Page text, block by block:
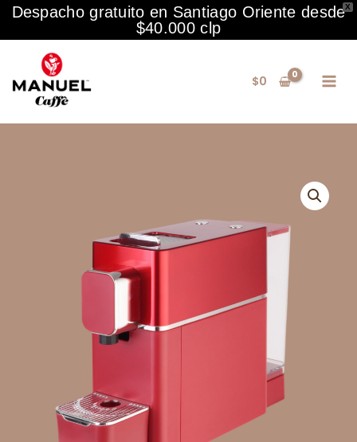
X
Despacho gratuito en Santiago Oriente desde
$40.000 clp
contenido
$0
Cápsulas
EspressoDue
Linda
Rojo
cantidad